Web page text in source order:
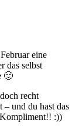
eine
das selbst
🙂
recht
– und du hast das
:))